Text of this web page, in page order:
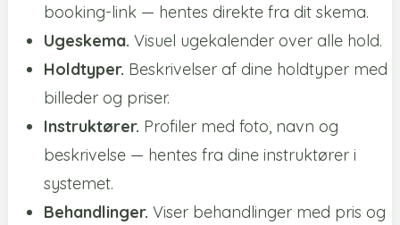
booking-link — hentes direkte fra dit skema.
Ugeskema. Visuel ugekalender over alle hold.
Holdtyper. Beskrivelser af dine holdtyper med
billeder og priser.
Instruktører. Profiler med foto, navn og
beskrivelse — hentes fra dine instruktører i
systemet.
Behandlinger. Viser behandlinger med pris og